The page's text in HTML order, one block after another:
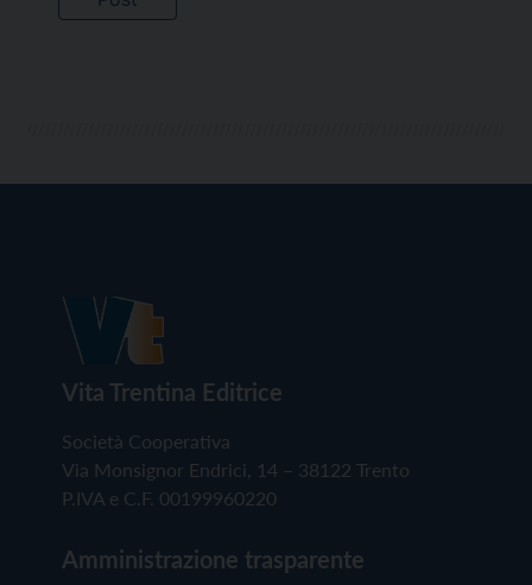
Vita Trentina Editrice
Società Cooperativa
Via Monsignor Endrici, 14 – 38122 Trento
P.IVA e C.F. 00199960220
Amministrazione trasparente